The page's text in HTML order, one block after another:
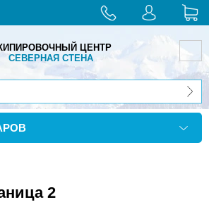
ЦЕНТР
СЕВЕРНАЯ СТЕНА
2